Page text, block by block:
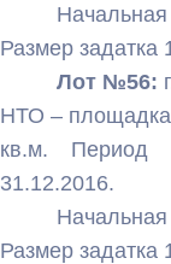
Размер задатка
Лот №56:
НТО –
кв.м. Период
31.12.2016.
Размер задатка